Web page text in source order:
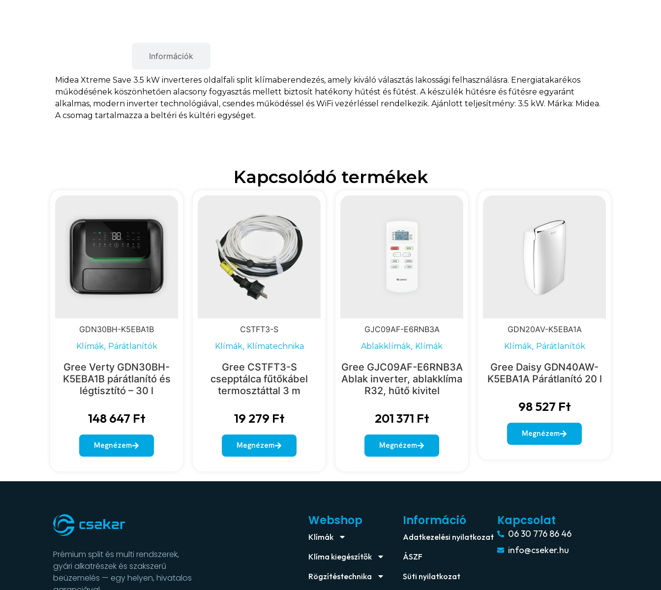
Információk
Midea Xtreme Save 3.5 kW inverteres oldalfali split klímaberendezés, amely kiváló választás lakossági felhasználásra. Energiatakarékos
működésének köszönhetően alacsony fogyasztás mellett biztosít hatékony hűtést és fűtést. A készülék hűtésre és fűtésre egyaránt
alkalmas, modern inverter technológiával, csendes működéssel és WiFi vezérléssel rendelkezik. Ajánlott teljesítmény: 3.5 kW. Márka: Midea.
A csomag tartalmazza a beltéri és kültéri egységet.
Kapcsolódó termékek
GDN30BH-K5EBA1B
Klímák, Párátlanítók
Gree Verty GDN30BH-
K5EBA1B párátlanító és
légtisztító – 30 l
148 647 Ft
Megnézem
CSTFT3-S
Klímák, Klímatechnika
Gree CSTFT3-S
csepptálca fűtőkábel
termosztáttal 3 m
19 279 Ft
Megnézem
GJC09AF-E6RNB3A
Ablakklímák, Klímák
Gree GJC09AF-E6RNB3A
Ablak inverter, ablakklíma
R32, hűtő kivitel
201 371 Ft
Megnézem
GDN20AV-K5EBA1A
Klímák, Párátlanítók
Gree Daisy GDN40AW-
K5EBA1A Párátlanító 20 l
98 527 Ft
Megnézem
Prémium split és multi rendszerek,
gyári alkatrészek és szakszerű
beüzemelés — egy helyen, hivatalos
Webshop
Klímák
Klíma kiegészítők
Rögzítéstechnika
Információ
Adatkezelési nyilatkozat
ÁSZF
Süti nyilatkozat
Kapcsolat
06 30 776 86 46
info@cseker.hu